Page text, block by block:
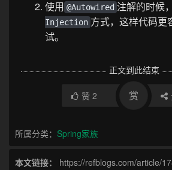
使用 @Autowired 注解的时候
Injection 方式，这样代码更
试。
正文到此结束
赞 2 赏
所属分类： Spring家族
本文链接：
https://refblogs.com/article/